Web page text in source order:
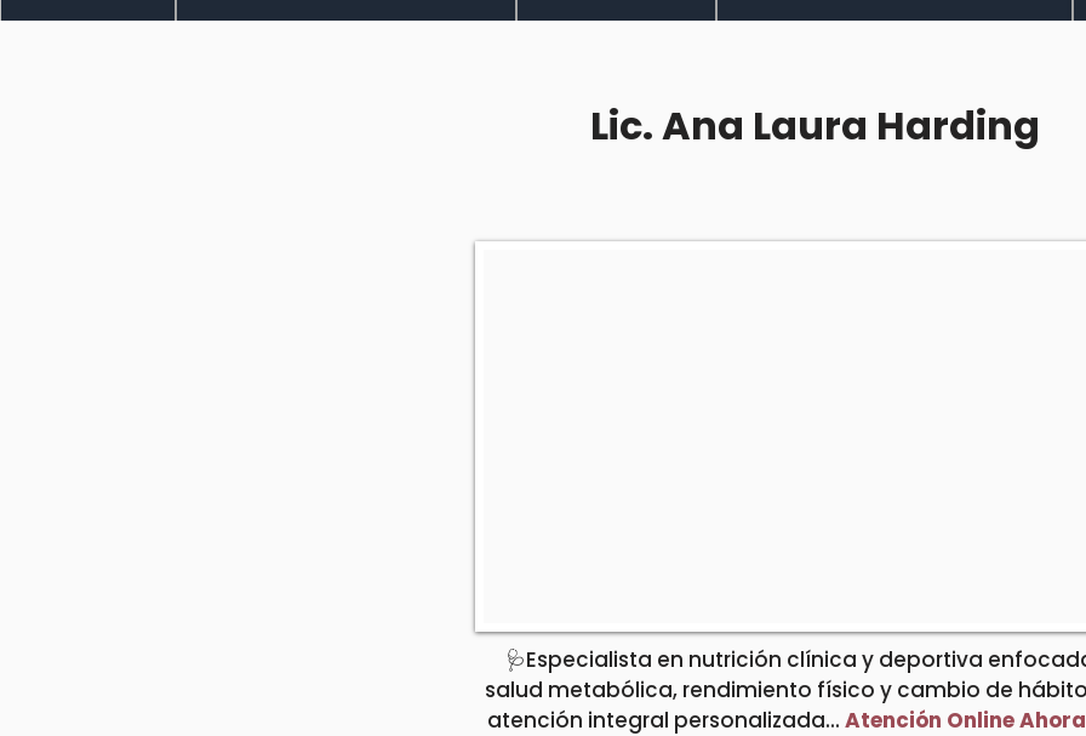
Lic. Ana Laura Harding
🩺Especialista en nutrición clínica y deportiva
salud metabólica, rendimiento físico y cambio de
atención integral personalizada... Atención Online